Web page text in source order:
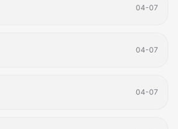
04-07
04-07
04-07